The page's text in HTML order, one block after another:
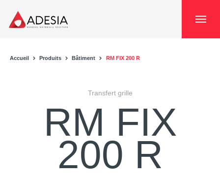
Accueil Produits Bâtiment RM FIX 200 R
Transfert grille
RM FIX
200 R